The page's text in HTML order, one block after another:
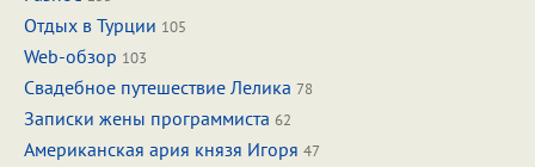
Отдых в Турции 105
Web-обзор 103
Свадебное путешествие Лелика 78
Записки жены программиста 62
Американская ария князя Игоря 47